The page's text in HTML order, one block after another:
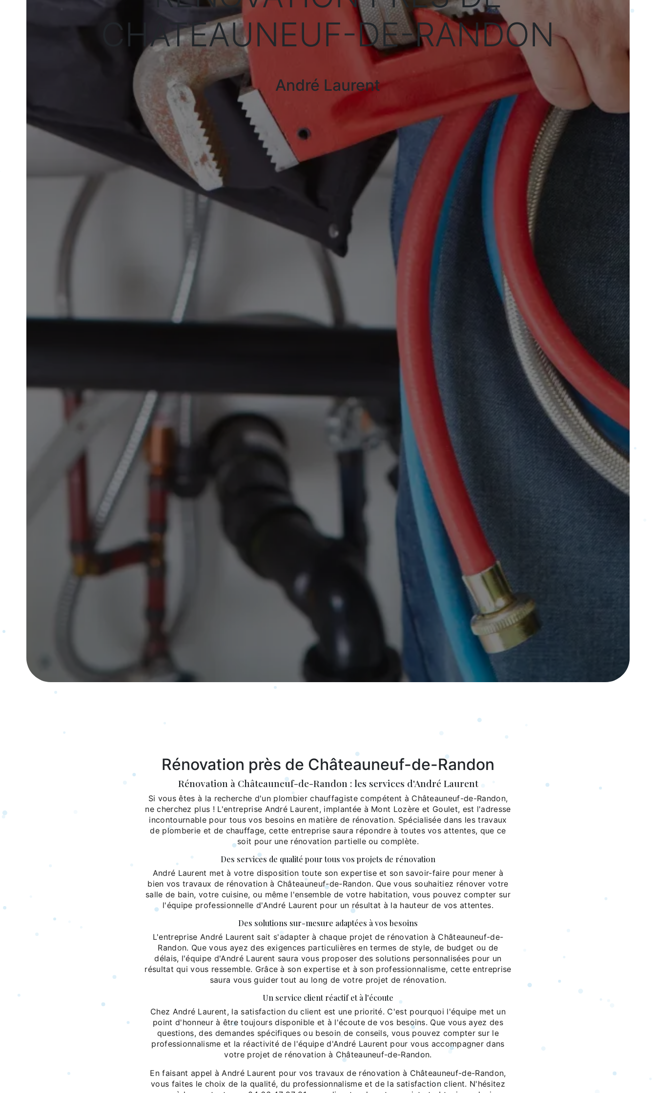
CHÂTEAUNEUF-DE-RANDON
André Laurent
Rénovation près de Châteauneuf-de-Randon
Rénovation à Châteauneuf-de-Randon : les services d'André Laurent
Si vous êtes à la recherche d'un plombier chauffagiste compétent à Châteauneuf-de-Randon,
ne cherchez plus ! L'entreprise André Laurent, implantée à Mont Lozère et Goulet, est l'adresse
incontournable pour tous vos besoins en matière de rénovation. Spécialisée dans les travaux
de plomberie et de chauffage, cette entreprise saura répondre à toutes vos attentes, que ce
soit pour une rénovation partielle ou complète.
Des services de qualité pour tous vos projets de rénovation
André Laurent met à votre disposition toute son expertise et son savoir-faire pour mener à
bien vos travaux de rénovation à Châteauneuf-de-Randon. Que vous souhaitiez rénover votre
salle de bain, votre cuisine, ou même l'ensemble de votre habitation, vous pouvez compter sur
l'équipe professionnelle d'André Laurent pour un résultat à la hauteur de vos attentes.
Des solutions sur-mesure adaptées à vos besoins
L'entreprise André Laurent sait s'adapter à chaque projet de rénovation à Châteauneuf-de-
Randon. Que vous ayez des exigences particulières en termes de style, de budget ou de
délais, l'équipe d'André Laurent saura vous proposer des solutions personnalisées pour un
résultat qui vous ressemble. Grâce à son expertise et à son professionnalisme, cette entreprise
saura vous guider tout au long de votre projet de rénovation.
Un service client réactif et à l'écoute
Chez André Laurent, la satisfaction du client est une priorité. C'est pourquoi l'équipe met un
point d'honneur à être toujours disponible et à l'écoute de vos besoins. Que vous ayez des
questions, des demandes spécifiques ou besoin de conseils, vous pouvez compter sur le
professionnalisme et la réactivité de l'équipe d'André Laurent pour vous accompagner dans
votre projet de rénovation à Châteauneuf-de-Randon.
En faisant appel à André Laurent pour vos travaux de rénovation à Châteauneuf-de-Randon,
vous faites le choix de la qualité, du professionnalisme et de la satisfaction client. N'hésitez